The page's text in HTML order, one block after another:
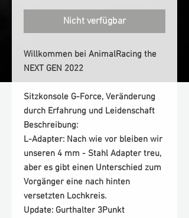
Nicht verfügbar
Willkommen bei AnimalRacing the
NEXT GEN 2022
Sitzkonsole G-Force, Veränderung
durch Erfahrung und Leidenschaft
Beschreibung:
L-Adapter: Nach wie vor bleiben wir
unseren 4 mm - Stahl Adapter treu,
aber es gibt einen Unterschied zum
Vorgänger eine nach hinten
versetzten Lochkreis.
Update: Gurthalter 3Punkt